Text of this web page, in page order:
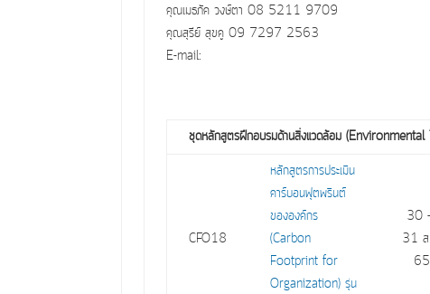
คุณเมธภัค วงษ์ตา 08 5211 9709
คุณสุรีย์ สุขคู 09 7297 2563
E-mail:
ชุดหลักสูตรฝึกอบรมด้านสิ่งแวดล้อม
CFO18
หลักสูตรการประเมิน
คาร์บอนฟุตพรินต์
ขององค์กร
(Carbon
Footprint for
Organization) รุ่น
30
31 ส
65